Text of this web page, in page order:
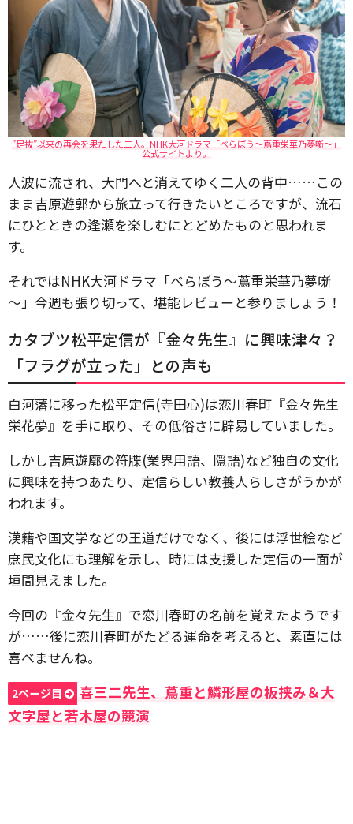
”足抜”以来の再会を果たした二人。NHK大河ドラマ「べらぼう～蔦重栄華乃夢噺～」
公式サイトより。
人波に流され、大門へと消えてゆく二人の背中……この
まま吉原遊郭から旅立って行きたいところですが、流石
にひとときの逢瀬を楽しむにとどめたものと思われま
す。
それではNHK大河ドラマ「べらぼう～蔦重栄華乃夢噺
～」今週も張り切って、堪能レビューと参りましょう！
カタブツ松平定信が『金々先生』に興味津々？
「フラグが立った」との声も
白河藩に移った松平定信(寺田心)は恋川春町『金々先生
栄花夢』を手に取り、その低俗さに辟易していました。
しかし吉原遊廓の符牒(業界用語、隠語)など独自の文化
に興味を持つあたり、定信らしい教養人らしさがうかが
われます。
漢籍や国文学などの王道だけでなく、後には浮世絵など
庶民文化にも理解を示し、時には支援した定信の一面が
垣間見えました。
今回の『金々先生』で恋川春町の名前を覚えたようです
が……後に恋川春町がたどる運命を考えると、素直には
喜べませんね。
2ページ目
喜三二先生、蔦重と鱗形屋の板挟み＆大
文字屋と若木屋の競演